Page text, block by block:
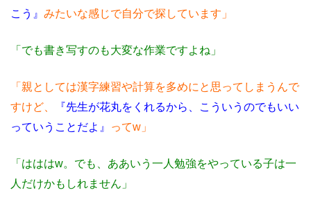
こう』 みたいな感じで自分で探しています」
「でも書き写すのも大変な作業ですよね」
「親としては漢字練習や計算を多めにと思ってしまうんで
すけど、
『先生が花丸をくれるから、こういうのでもいい
っていうことだよ』
ってw」
「はははw。でも、ああいう一人勉強をやっている子は一
人だけかもしれません」